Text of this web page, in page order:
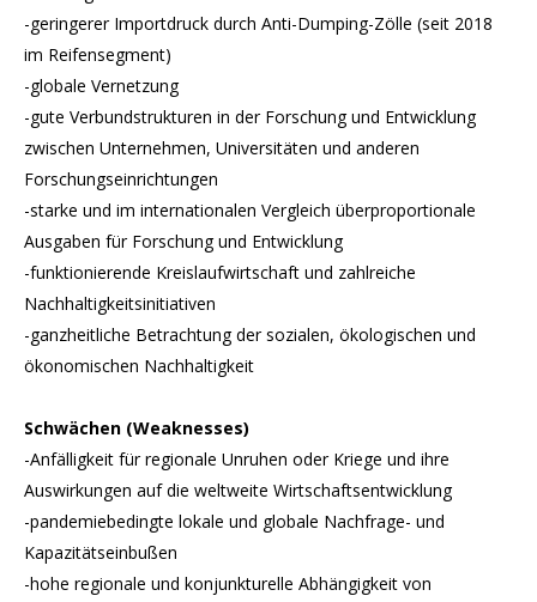
-geringerer Importdruck durch Anti-Dumping-Zölle (seit 2018
im Reifensegment)
-globale Vernetzung
-gute Verbundstrukturen in der Forschung und Entwicklung
zwischen Unternehmen, Universitäten und anderen
Forschungseinrichtungen
-starke und im internationalen Vergleich überproportionale
Ausgaben für Forschung und Entwicklung
-funktionierende Kreislaufwirtschaft und zahlreiche
Nachhaltigkeitsinitiativen
-ganzheitliche Betrachtung der sozialen, ökologischen und
ökonomischen Nachhaltigkeit
Schwächen (Weaknesses)
-Anfälligkeit für regionale Unruhen oder Kriege und ihre
Auswirkungen auf die weltweite Wirtschaftsentwicklung
-pandemiebedingte lokale und globale Nachfrage- und
Kapazitätseinbußen
-hohe regionale und konjunkturelle Abhängigkeit von